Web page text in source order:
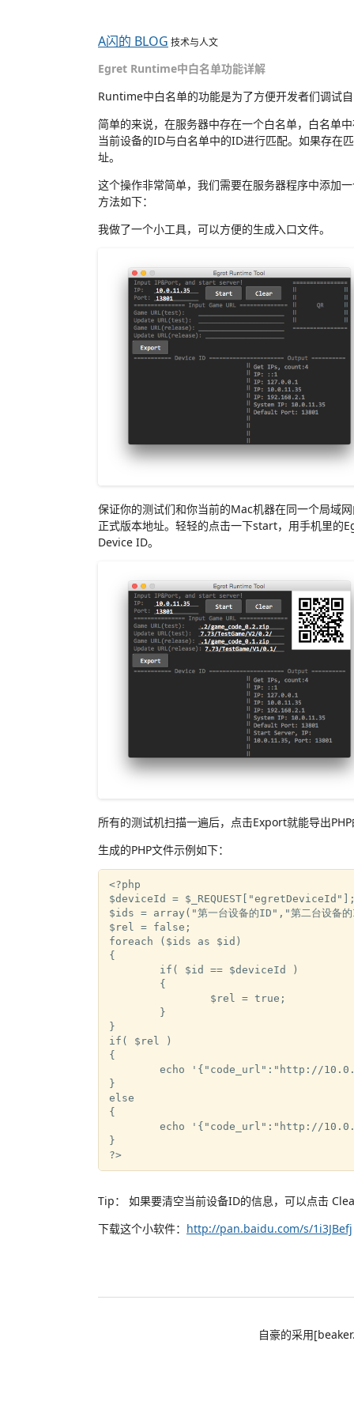
A闪的 BLOG 技术与人文
Egret Runtime中白名单功能详解
Runtime中白名单的功能是为了方便开发者们调试
简单的来说，在服务器中存在一个白名单，白名单
当前设备的ID与白名单中的ID进行匹配。如果存在
址。
这个操作非常简单，我们需要在服务器程序中添加
方法如下：
我做了一个小工具，可以方便的生成入口文件。
保证你的测试们和你当前的Mac机器在同一个局域
正式版本地址。轻轻的点击一下start，用手机里的
Device ID。
所有的测试机扫描一遍后，点击Export就能导出
生成的PHP文件示例如下：
<?php
$deviceId =
$ids = array("第一台设备的ID","第二台设备
$rel = false;
foreach ($ids as $id)
{
}
if( $rel )
{
}
else
{
}
?>
Tip： 如果要清空当前设备ID的信息，可以点击
下载这个小软件： http://pan.baidu.com/s/1i3JBefj
自豪的采用